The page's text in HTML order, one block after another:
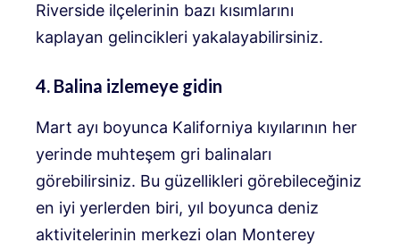
Riverside ilçelerinin bazı kısımlarını
kaplayan gelincikleri yakalayabilirsiniz.
4. Balina izlemeye gidin
Mart ayı boyunca Kaliforniya kıyılarının her
yerinde muhteşem gri balinaları
görebilirsiniz. Bu güzellikleri görebileceğiniz
en iyi yerlerden biri, yıl boyunca deniz
aktivitelerinin merkezi olan Monterey